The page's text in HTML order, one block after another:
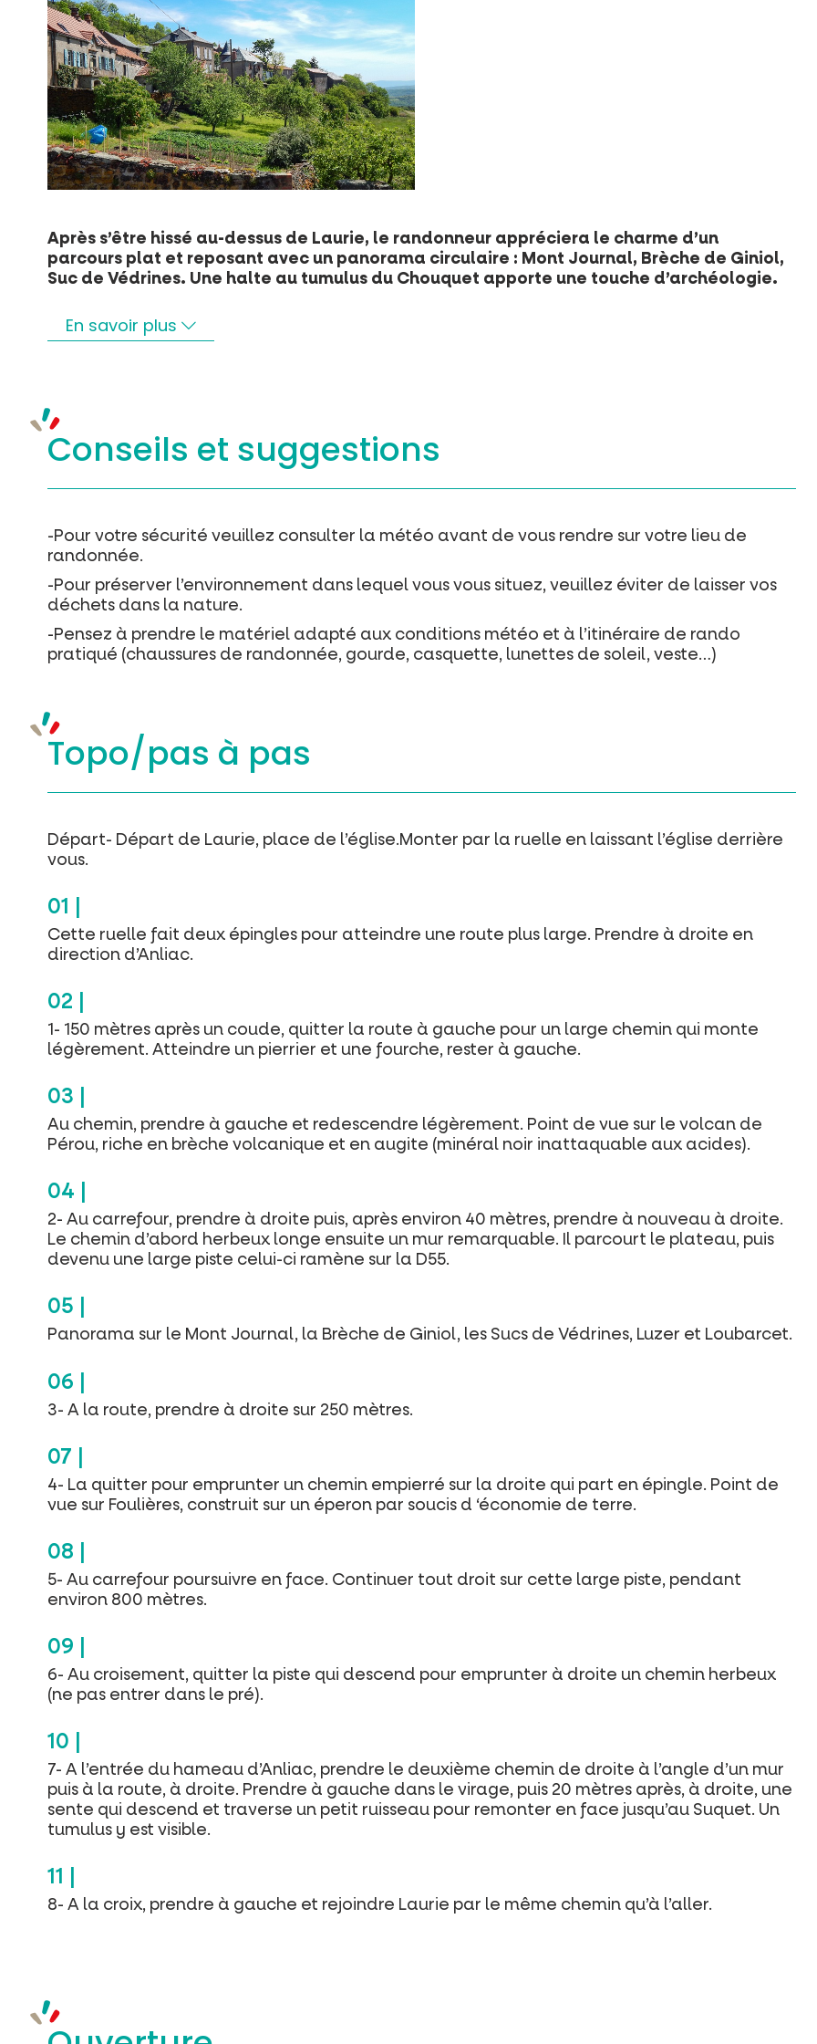
Après s’être hissé au-dessus de Laurie, le randonneur appréciera le charme d’un
parcours plat et reposant avec un panorama circulaire : Mont Journal, Brèche de Giniol,
Suc de Védrines. Une halte au tumulus du Chouquet apporte une touche d’archéologie.
En savoir plus
Conseils et suggestions
-Pour votre sécurité veuillez consulter la météo avant de vous rendre sur votre lieu de
randonnée.
-Pour préserver l’environnement dans lequel vous vous situez, veuillez éviter de laisser vos
déchets dans la nature.
-Pensez à prendre le matériel adapté aux conditions météo et à l’itinéraire de rando
pratiqué (chaussures de randonnée, gourde, casquette, lunettes de soleil, veste…)
Topo/pas à pas
Départ- Départ de Laurie, place de l’église.Monter par la ruelle en laissant l’église derrière
vous.
Cette ruelle fait deux épingles pour atteindre une route plus large. Prendre à droite en
direction d’Anliac.
1- 150 mètres après un coude, quitter la route à gauche pour un large chemin qui monte
légèrement. Atteindre un pierrier et une fourche, rester à gauche.
Au chemin, prendre à gauche et redescendre légèrement. Point de vue sur le volcan de
Pérou, riche en brèche volcanique et en augite (minéral noir inattaquable aux acides).
2- Au carrefour, prendre à droite puis, après environ 40 mètres, prendre à nouveau à droite.
Le chemin d’abord herbeux longe ensuite un mur remarquable. Il parcourt le plateau, puis
devenu une large piste celui-ci ramène sur la D55.
Panorama sur le Mont Journal, la Brèche de Giniol, les Sucs de Védrines, Luzer et Loubarcet.
3- A la route, prendre à droite sur 250 mètres.
4- La quitter pour emprunter un chemin empierré sur la droite qui part en épingle. Point de
vue sur Foulières, construit sur un éperon par soucis d ‘économie de terre.
5- Au carrefour poursuivre en face. Continuer tout droit sur cette large piste, pendant
environ 800 mètres.
6- Au croisement, quitter la piste qui descend pour emprunter à droite un chemin herbeux
(ne pas entrer dans le pré).
7- A l’entrée du hameau d’Anliac, prendre le deuxième chemin de droite à l’angle d’un mur
puis à la route, à droite. Prendre à gauche dans le virage, puis 20 mètres après, à droite, une
sente qui descend et traverse un petit ruisseau pour remonter en face jusqu’au Suquet. Un
tumulus y est visible.
8- A la croix, prendre à gauche et rejoindre Laurie par le même chemin qu’à l’aller.